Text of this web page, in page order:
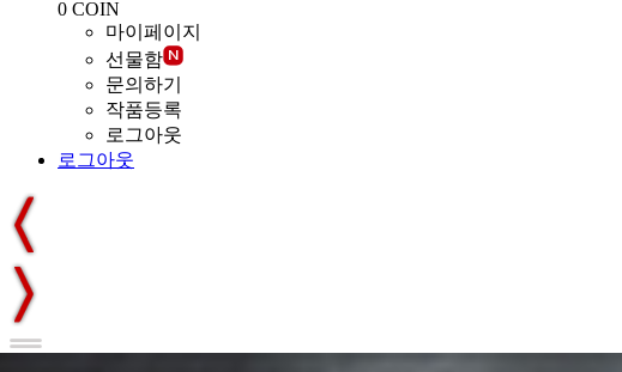
0 COIN
마이페이지
선물함
문의하기
작품등록
로그아웃
로그아웃